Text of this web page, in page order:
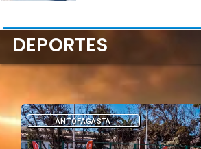
DEPORTES
DEPORTES